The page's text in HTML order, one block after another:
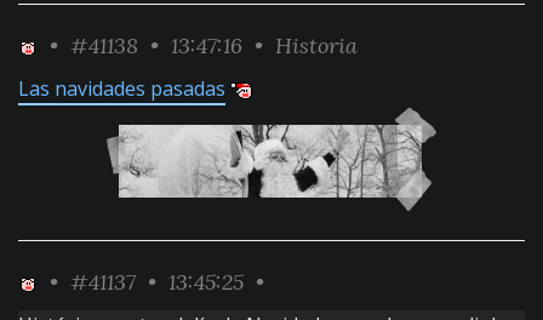
• #41138 • 13:47:16 • Historia
Las navidades pasadas
• #41137 • 13:45:25 •